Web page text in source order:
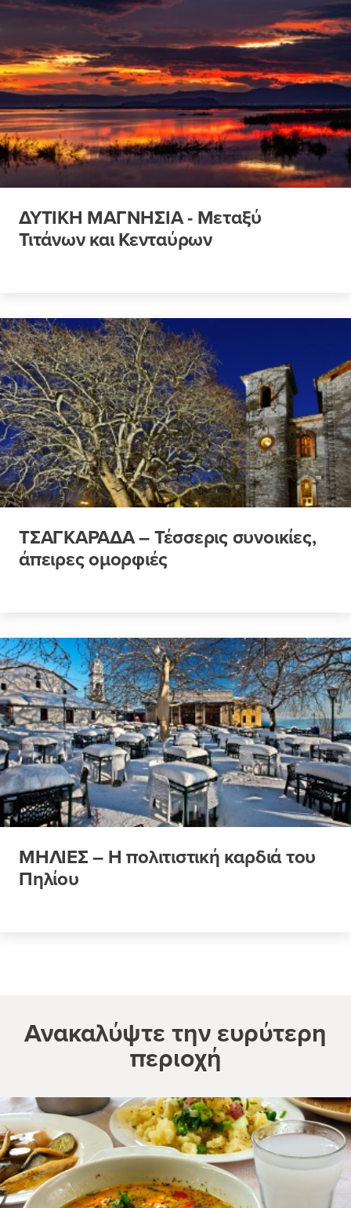
ΔΥΤΙΚΗ ΜΑΓΝΗΣΙΑ - Μεταξύ
Τιτάνων και Κενταύρων
ΤΣΑΓΚΑΡΑΔΑ – Τέσσερις συνοικίες,
άπειρες ομορφιές
ΜΗΛΙΕΣ – Η πολιτιστική καρδιά του
Πηλίου
Ανακαλύψτε την ευρύτερη
περιοχή